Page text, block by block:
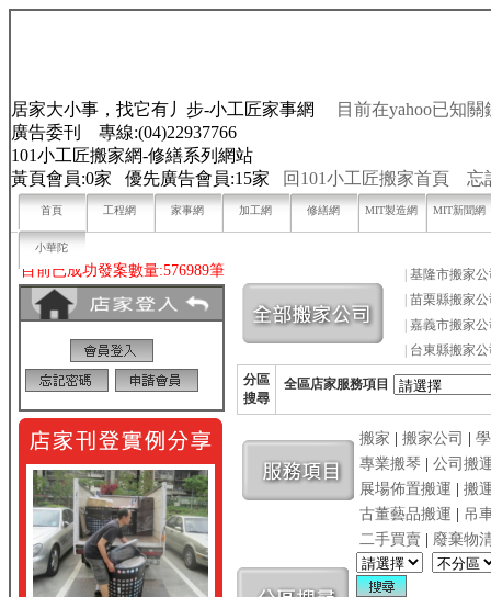
居家大小事，找它有丿步-小工匠家事網
目前在yahoo已知關
廣告委刊 專線:(04)22937766
101小工匠搬家網-修繕系列網站
黃頁會員:0家 優先廣告會員:15家
回101小工匠搬家首頁 忘
首頁 工程網 家事網 加工網 修繕網 MIT製造網 MIT新聞網
小華陀
目前已成功發案數量:576989筆
基隆市搬家
苗栗縣搬家
嘉義市搬家
台東縣搬家
分區
搜尋
全區店家服務項目
搬家 搬家公司
專業搬琴
公司搬
展場佈置搬運
搬
古董藝品搬運
吊
二手買賣
廢棄物